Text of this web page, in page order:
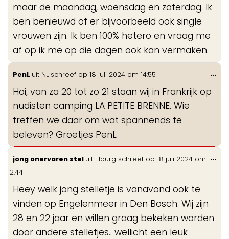
maar de maandag, woensdag en zaterdag. Ik
ben benieuwd of er bijvoorbeeld ook single
vrouwen zijn. Ik ben 100% hetero en vraag me
af op ik me op die dagen ook kan vermaken.
PenL uit NL schreef op 18 juli 2024 om 14:55
Hoi, van za 20 tot zo 21 staan wij in Frankrijk op
nudisten camping LA PETITE BRENNE. Wie
treffen we daar om wat spannends te
beleven? Groetjes PenL
...
jong onervaren stel uit tilburg schreef op 18 juli 2024 om
12:44
Heey welk jong stelletje is vanavond ook te
vinden op Engelenmeer in Den Bosch. Wij zijn
28 en 22 jaar en willen graag bekeken worden
door andere stelletjes.. wellicht een leuk
...